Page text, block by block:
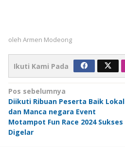
oleh Armen Modeong
Ikuti Kami Pada
Navigasi
pos
Pos sebelumnya
Diikuti Ribuan Peserta Baik Lokal
dan Manca negara Event
Motampot Fun Race 2024 Sukses
Digelar